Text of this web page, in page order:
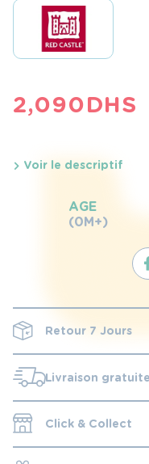
2,090DHS
Voir le descriptif
AGE
(0M+)
Retour 7 Jours
Livraison
Click & Collect